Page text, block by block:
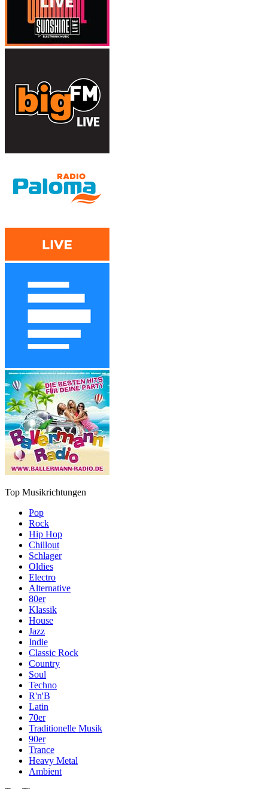
Top Musikrichtungen
Pop
Rock
Hip Hop
Chillout
Schlager
Oldies
Electro
Alternative
80er
Klassik
House
Jazz
Indie
Classic Rock
Country
Soul
Techno
R'n'B
Latin
70er
Traditionelle Musik
90er
Trance
Heavy Metal
Ambient